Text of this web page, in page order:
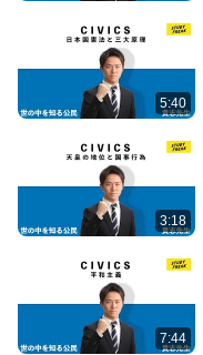
5:40
3:18
7:44